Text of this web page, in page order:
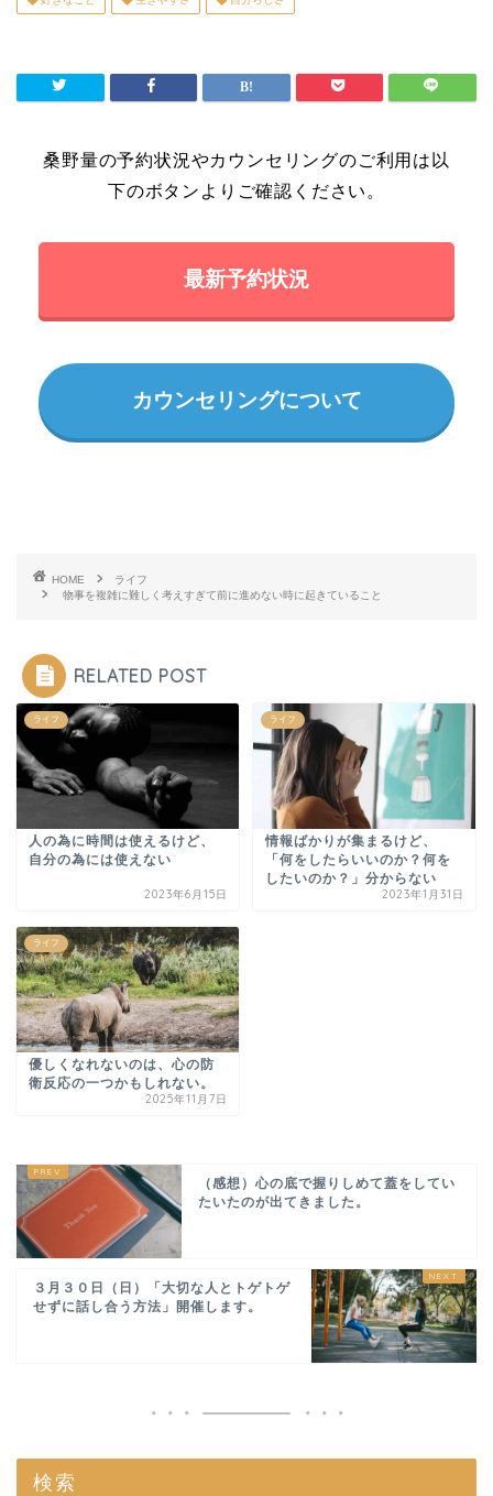
桑野量の予約状況やカウンセリングのご利用は以
下のボタンよりご確認ください。
最新予約状況
カウンセリングについて
HOME
ライフ
物事を複雑に難しく考えすぎて前に進めない時に起きていること
RELATED POST
ライフ
人の為に時間は使えるけど、
自分の為には使えない
2023年6月15日
ライフ
情報ばかりが集まるけど、
「何をしたらいいのか？何を
したいのか？」分からない
2023年1月31日
ライフ
優しくなれないのは、心の防
衛反応の一つかもしれない。
2025年11月7日
（感想）心の底で握りしめて蓋をしてい
たいたのが出てきました。
３月３０日（日）「大切な人とトゲトゲ
せずに話し合う方法」開催します。
検索